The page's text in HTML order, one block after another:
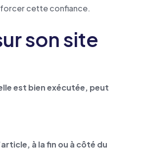
cette confiance.
son site
est bien exécutée, peut
à la fin ou à côté du